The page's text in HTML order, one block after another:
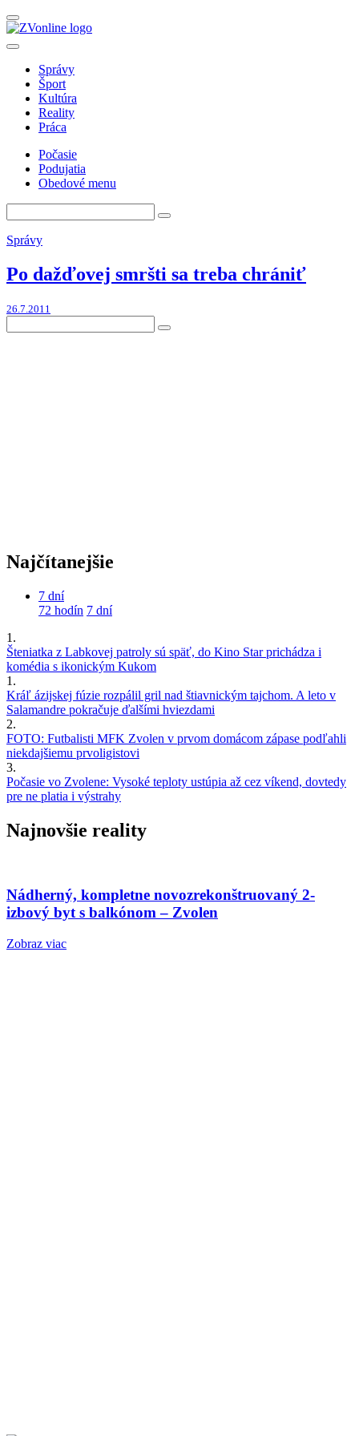
Správy
Šport
Kultúra
Reality
Práca
Počasie
Podujatia
Obedové menu
Správy
Po dažďovej smršti sa treba chrániť
26.7.2011
Najčítanejšie
7 dní
72 hodín 7 dní
1.
Šteniatka z Labkovej patroly sú späť, do Kino Star prichádza i
komédia s ikonickým Kukom
1.
Kráľ ázijskej fúzie rozpálil gril nad štiavnickým tajchom. A leto v
Salamandre pokračuje ďalšími hviezdami
2.
FOTO: Futbalisti MFK Zvolen v prvom domácom zápase podľahli
niekdajšiemu prvoligistovi
3.
Počasie vo Zvolene: Vysoké teploty ustúpia až cez víkend, dovtedy
pre ne platia i výstrahy
Najnovšie reality
Nádherný, kompletne novozrekonštruovaný 2-
izbový byt s balkónom – Zvolen
Zobraz viac